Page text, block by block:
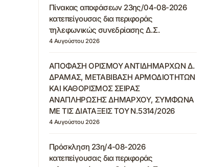
Πίνακας αποφάσεων 23ης/04-08-2026
κατεπείγουσας δια περιφοράς
τηλεφωνικώς συνεδρίασης Δ.Σ.
4 Αυγούστου 2026
ΑΠΟΦΑΣΗ ΟΡΙΣΜΟΥ ΑΝΤΙΔΗΜΑΡΧΩΝ Δ.
ΔΡΑΜΑΣ, ΜΕΤΑΒΙΒΑΣΗ ΑΡΜΟΔΙΟΤΗΤΩΝ
ΚΑΙ ΚΑΘΟΡΙΣΜΟΣ ΣΕΙΡΑΣ
ΑΝΑΠΛΗΡΩΣΗΣ ΔΗΜΑΡΧΟΥ, ΣΥΜΦΩΝΑ
ΜΕ ΤΙΣ ΔΙΑΤΑΞΕΙΣ ΤΟΥ Ν.5314/2026
4 Αυγούστου 2026
Πρόσκληση 23η/4-08-2026
κατεπείγουσας δια περιφοράς